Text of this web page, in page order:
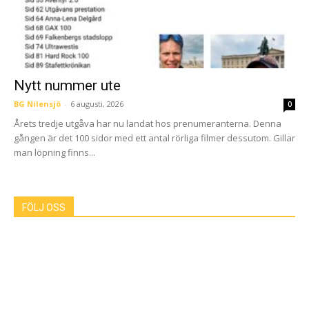
Nytt nummer ute
BG Nilensjö - 6 augusti, 2026 0
Årets tredje utgåva har nu landat hos prenumeranterna. Denna
gången är det 100 sidor med ett antal rörliga filmer dessutom. Gillar
man löpning finns...
FÖLJ OSS